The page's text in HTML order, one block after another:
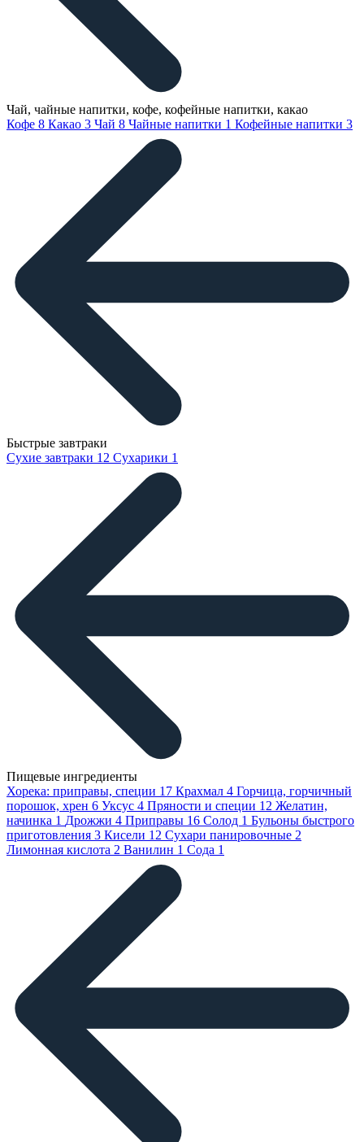
Чай, чайные напитки, кофе, кофейные напитки, какао
Кофе 8 Какао 3 Чай 8 Чайные напитки 1 Кофейные напитки 3
Быстрые завтраки
Сухие завтраки 12 Сухарики 1
Пищевые ингредиенты
Хорека: приправы, специи 17 Крахмал 4 Горчица, горчичный
порошок, хрен 6 Уксус 4 Пряности и специи 12 Желатин,
начинка 1 Дрожжи 4 Приправы 16 Солод 1 Бульоны быстрого
приготовления 3 Кисели 12 Сухари панировочные 2
Лимонная кислота 2 Ванилин 1 Сода 1